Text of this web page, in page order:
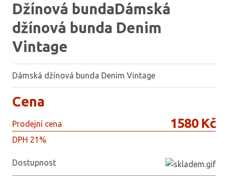
Džínová bundaDámská
džínová bunda Denim
Vintage
Dámská džínová bunda Denim Vintage
Cena
Prodejní cena 1580 Kč
DPH 21%
Dostupnost